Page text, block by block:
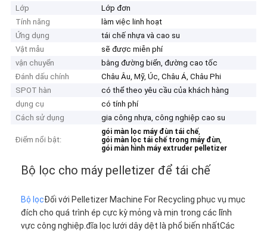
Lớp
Lớp đơn
Tính năng
làm việc linh hoạt
Ứng dụng
tái chế nhựa và cao su
Vật mẫu
sẽ được miễn phí
vận chuyển
bằng đường biển, đường cao tốc
Đánh dấu chính
Châu Âu, Mỹ, Úc, Châu Á, Châu Phi
SPOT hàn
có thể theo yêu cầu của khách hàng
dụng cụ
có tính phí
Cách sử dụng
gia công nhựa, công nghiệp cao su
Điểm nổi bật:
gói màn lọc máy đùn tái chế,
gói màn lọc tái chế trong máy đùn,
gói màn hình máy extruder pelletizer
Bộ lọc cho máy pelletizer để tái chế
Bộ lọcĐối với Pelletizer Machine For Recycling phục vụ mục
đích cho quá trình ép cực kỳ mỏng và mịn trong các lĩnh
vực công nghiệp.đĩa lọc lưới dây dệt là phổ biến nhấtCác